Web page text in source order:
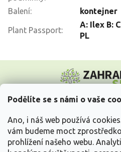
Podělíte se s námi o vaše
Ano, i náš web používá
vám budeme moct
prohlížení našeho webu.
Balení: kontejner
Plant Passport:
A: Ilex B:
PL
p
Vše o nákupu
Informace pro Vás